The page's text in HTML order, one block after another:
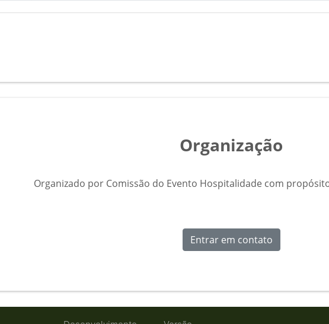
Organização
Organizado por Comissão do Evento Hospitalidade com
Entrar em contato